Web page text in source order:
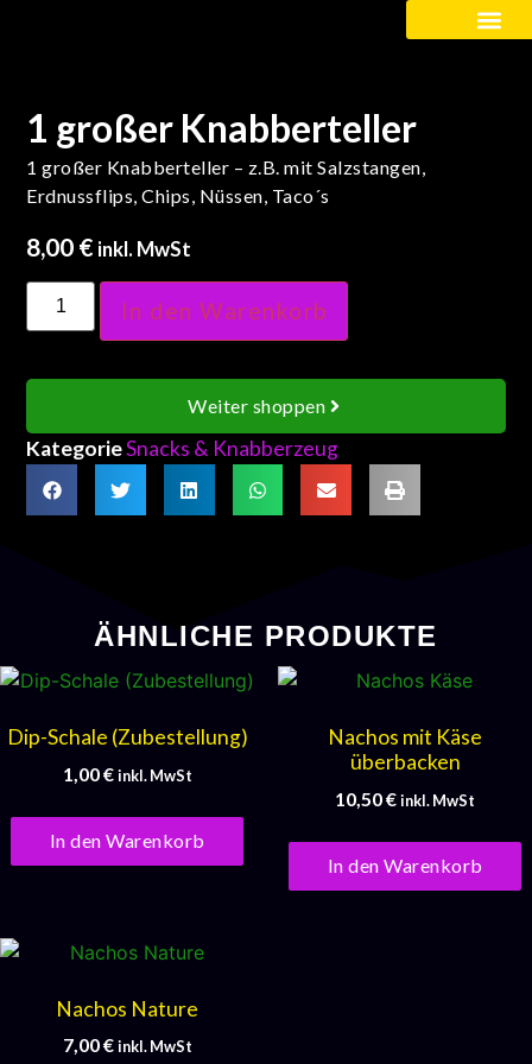
1 großer Knabberteller
1 großer Knabberteller – z.B. mit Salzstangen,
Erdnussflips, Chips, Nüssen, Taco´s
8,00 € inkl. MwSt
In den Warenkorb
Weiter shoppen
KategorieSnacks & Knabberzeug
ÄHNLICHE PRODUKTE
Dip-Schale (Zubestellung)
1,00€ inkl. MwSt
In den Warenkorb
Nachos mit Käse
überbacken
10,50€inkl. MwSt
In den Warenkorb
Nachos Nature
7,00€ inkl. MwSt